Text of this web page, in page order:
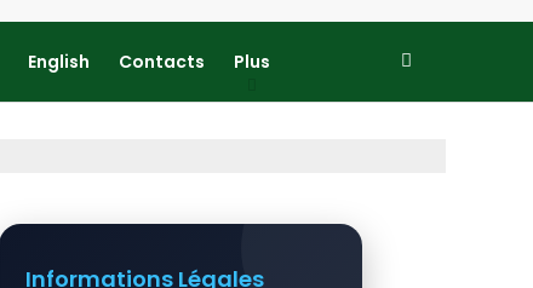
English Contacts Plus
Informations Légales